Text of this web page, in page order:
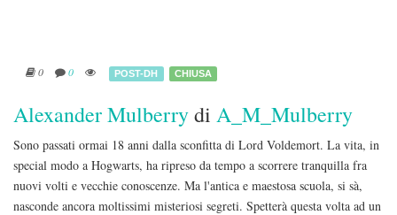
0 0 POST-DH CHIUSA
Alexander Mulberrydi A_M_Mulberry
Sono passati ormai 18 anni dalla sconfitta di Lord Voldemort. La vita, in
special modo a Hogwarts, ha ripreso da tempo a scorrere tranquilla fra
nuovi volti e vecchie conoscenze. Ma l'antica e maestosa scuola, si sà,
nasconde ancora moltissimi misteriosi segreti. Spetterà questa volta ad un